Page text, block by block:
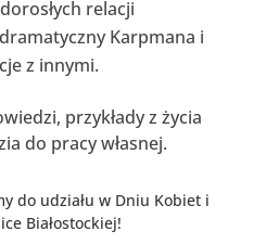
relacji
Karpmana i
z innymi.
przykłady z życia
do pracy własnej.
do udziału w Dniu Kobiet i
Białostockiej!